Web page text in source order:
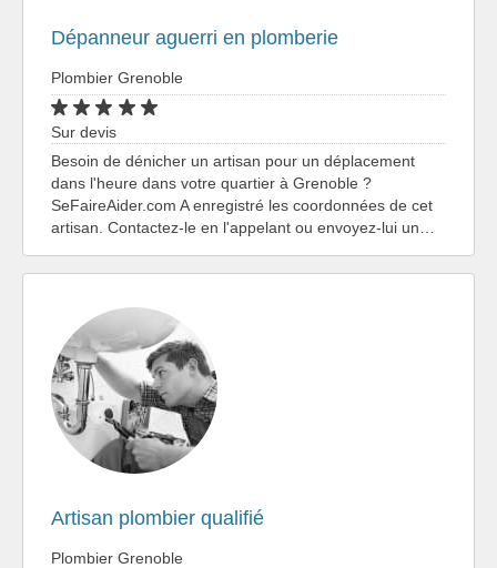
Dépanneur aguerri en plomberie
Plombier Grenoble
Sur devis
Besoin de dénicher un artisan pour un déplacement
dans l'heure dans votre quartier à Grenoble ?
SeFaireAider.com A enregistré les coordonnées de cet
artisan. Contactez-le en l'appelant ou envoyez-lui un…
Artisan plombier qualifié
Plombier Grenoble